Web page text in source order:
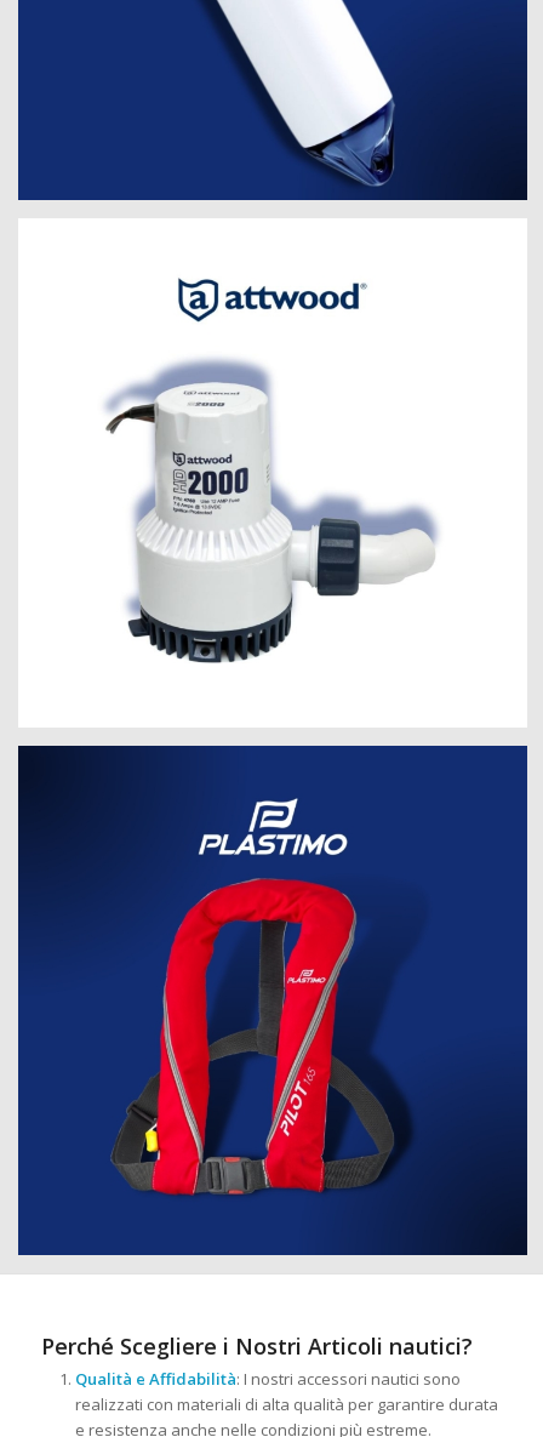
Perché Scegliere i Nostri Articoli nautici?
Qualità e Affidabilità: I nostri accessori nautici sono
realizzati con materiali di alta qualità per garantire durata
e resistenza anche nelle condizioni più estreme.